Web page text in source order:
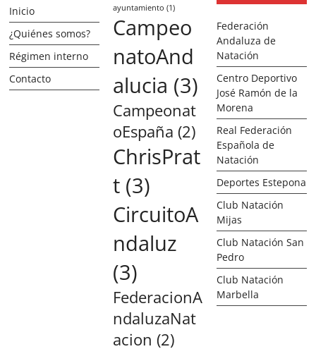
Inicio
¿Quiénes somos?
Régimen interno
Contacto
ayuntamiento (1)
Campeo
natoAnd
alucia (3)
Campeonat
oEspaña (2)
ChrisPrat
t (3)
CircuitoA
ndaluz
(3)
FederacionA
ndaluzaNat
acion (2)
Federación
Andaluza de
Natación
Centro Deportivo
José Ramón de la
Morena
Real Federación
Española de
Natación
Deportes Estepona
Club Natación
Mijas
Club Natación San
Pedro
Club Natación
Marbella